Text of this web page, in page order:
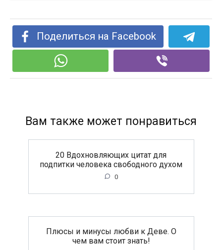
Поделиться на Facebook
Вам также может понравиться
20 Вдохновляющих цитат для
подпитки человека свободного духом
0
Плюсы и минусы любви к Деве. О
чем вам стоит знать!